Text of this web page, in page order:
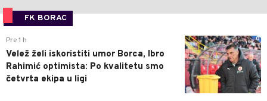
FK BORAC
0
Pre 1 h
Velež želi iskoristiti umor Borca, Ibro
Rahimić optimista: Po kvalitetu smo
četvrta ekipa u ligi